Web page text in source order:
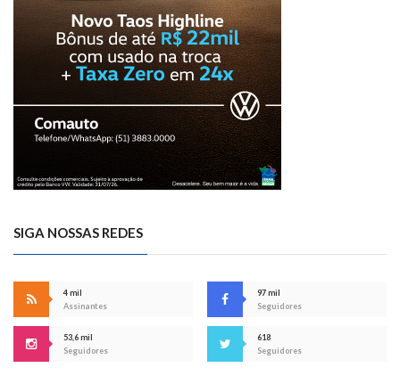
SIGA NOSSAS REDES
4 mil
Assinantes
97 mil
Seguidores
53,6 mil
Seguidores
618
Seguidores